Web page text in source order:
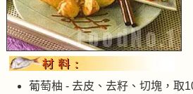
葡萄柚 - 去皮、去籽、切塊，取